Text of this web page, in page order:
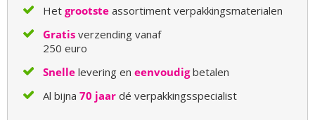
Het grootste assortiment verpakkingsmaterialen
Gratis verzending vanaf
250 euro
Snelle levering en eenvoudigbetalen
Al bijna 70 jaar dé verpakkingsspecialist